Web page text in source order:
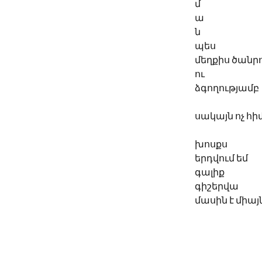
մ
ա
ն
պես
մեղքիս
ու
ձգողությամբ
սակայն ոչ
խոսքս
երդվում եմ
գալիք
գիշերվա
մասին է